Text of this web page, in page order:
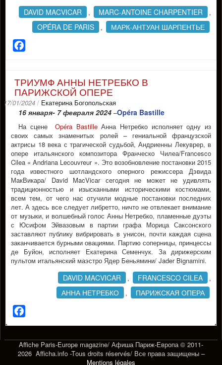
DAVID MACVICAR , MARC-ANTOINE CHARPENTIER ,
OPÉRA DE PARIS , МАРК-АНТУАН ШАРПЕНТЬЕ
ТРИУМФ АННЫ НЕТРЕБКО В
ПАРИЖСКОЙ ОПЕРЕ
17/01/2024 / Екатерина Богопольская
16 января- 7 февраля 2024 –Opéra Bastille
На сцене Opéra BastilleАнна Нетребко исполняет одну из
своих самых знаменитых ролей – гениальной французской
актрисы 18 века с трагической судьбой, Андриенны Лекуврер, в
опере итальянского композитора Франческо Чилеа/Francesco
Cilea « Andriana Lecouvreur ». Это возобновление постановки 2015
года известного шотландского оперного режиссера Дэвида
МакВикара/ David MacVicar сегодня не может не удивлять
традиционностью и изысканными историческими костюмами,
всем тем, от чего нас отучили модные постановки последних
лет. А здесь все следует либретто, ничто не отвлекает внимание
от музыки, и волшебный голос Анны Нетребко, пламенные дуэты
с Юсифом Эйвазовым в партии графа Морица Саксонского
заставляют публику вибрировать в унисон, почти каждая сцена
заканчивается бурными овациями. Партию соперницы, принцессы
де Буйон, исполняет Екатерина Семенчук. За дирижерским
пультом итальянский маэстро Ядер Беньямини/ Jader Bignamini.
DAVID MACVICAR , FRANCESCO CILEA ,
АННА НЕТРЕБКО , ПАРИЖСКАЯ ОПЕРА
Affiche Paris-Europe magazine/ Афиша Париж-Европа © 2011-
2026 Afficha.info -Tous droits réservés/ Все права защищены –
Mentions légales